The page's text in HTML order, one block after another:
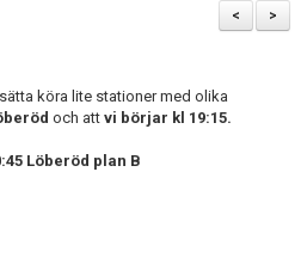
>
<
köra lite stationer med olika
och att vi börjar kl 19:15.
Löberöd plan B